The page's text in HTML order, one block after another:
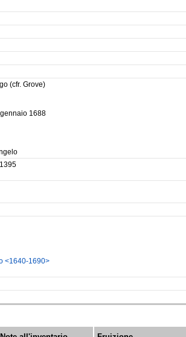
(cfr. Grove)
1688
<1640-1690>